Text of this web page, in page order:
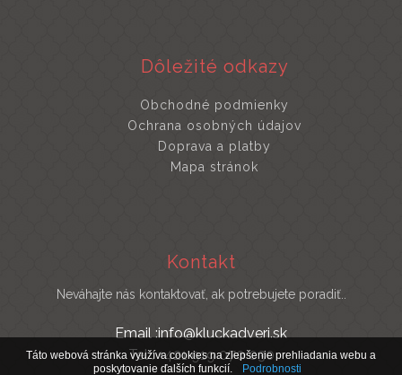
Dôležité odkazy
Obchodné podmienky
Ochrana osobných údajov
Doprava a platby
Mapa stránok
Kontakt
Neváhajte nás kontaktovať, ak potrebujete poradiť..
Email :info@kluckadveri.sk
Tel : +421 919 070 030
Táto webová stránka využíva cookies na zlepšenie prehliadania webu a
poskytovanie ďalších funkcií.
Podrobnosti